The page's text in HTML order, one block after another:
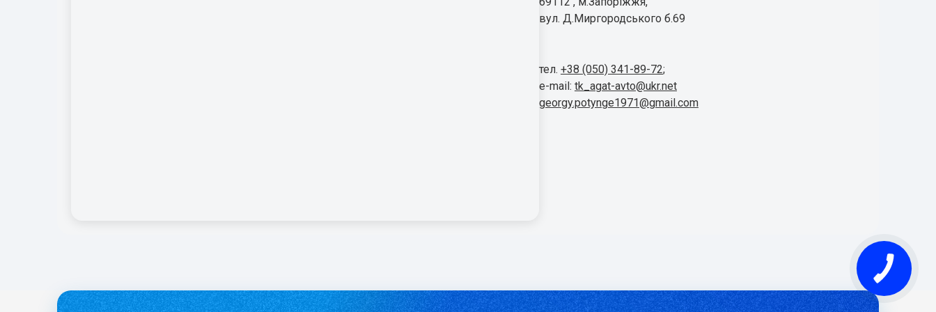
вул. Д.Миргородського б.69
тел. +38 (050) 341-89-72;
e-mail: tk_agat-avto@ukr.net
georgy.potynge1971@gmail.com